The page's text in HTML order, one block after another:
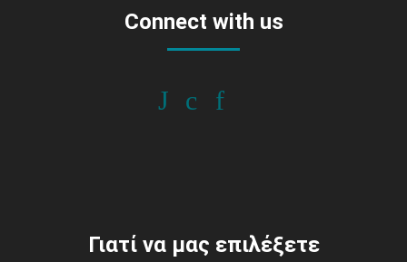
Connect with us
Γιατί να μας επιλέξετε